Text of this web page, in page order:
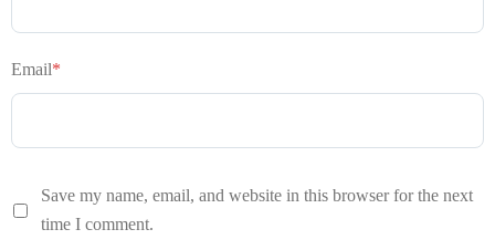
Email*
Save my name, email, and website in this browser for the next
time I comment.